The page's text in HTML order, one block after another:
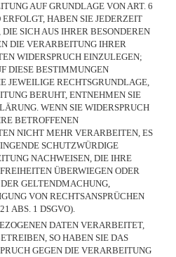
AUF GRUNDLAGE VON ART. 6
HABEN SIE JEDERZEIT
SICH AUS IHRER BESONDEREN
DIE VERARBEITUNG IHRER
WIDERSPRUCH EINZULEGEN;
DIESE BESTIMMUNGEN
JEWEILIGE RECHTSGRUNDLAGE,
BERUHT, ENTNEHMEN SIE
WENN SIE WIDERSPRUCH
BETROFFENEN
NICHT MEHR VERARBEITEN, ES
SCHUTZWÜRDIGE
NACHWEISEN, DIE IHRE
ÜBERWIEGEN ODER
GELTENDMACHUNG,
VON RECHTSANSPRÜCHEN
ABS. 1 DSGVO).
DATEN VERARBEITET,
SO HABEN SIE DAS
GEGEN DIE VERARBEITUNG